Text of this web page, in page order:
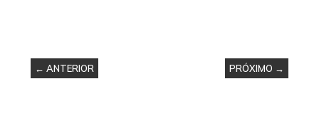
← ANTERIOR PRÓXIMO →